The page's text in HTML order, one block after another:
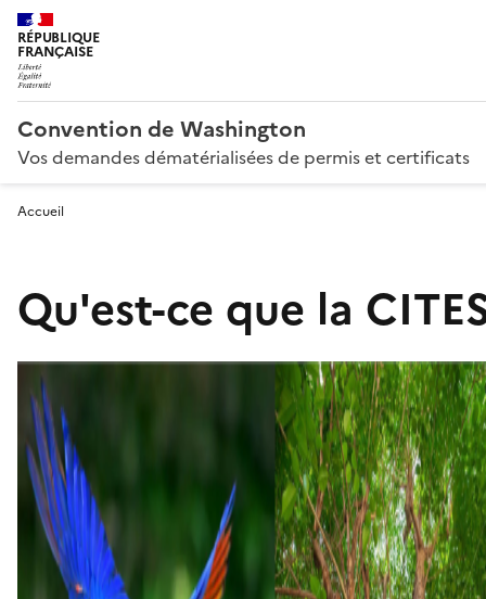
RÉPUBLIQUE
FRANÇAISE
Convention de Washington
Vos demandes dématérialisées de permis et certificats
Accueil
Qu'est-ce que la